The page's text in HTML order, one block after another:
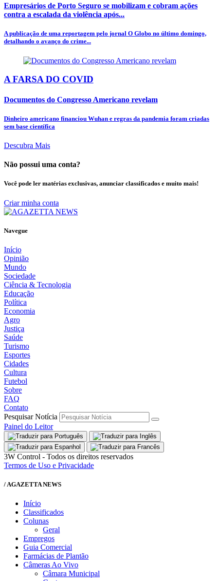
Empresários de Porto Seguro se mobilizam e cobram ações
contra a escalada da violência após...
A publicação de uma reportagem pelo jornal O Globo no último domingo,
detalhando o avanço do crime...
A FARSA DO COVID
Documentos do Congresso Americano revelam
Dinheiro americano financiou Wuhan e regras da pandemia foram criadas
sem base científica
Descubra Mais
Não possui uma conta?
Você pode ler matérias exclusivas, anunciar classificados e muito mais!
Criar minha conta
Navegue
Início
Opinião
Mundo
Sociedade
Ciência & Tecnologia
Educação
Política
Economia
Agro
Justiça
Saúde
Turismo
Esportes
Cidades
Cultura
Futebol
Sobre
FAQ
Contato
Pesquisar Notícia
Painel do Leitor
3W Control - Todos os direitos reservados
Termos de Uso e Privacidade
/ AGAZETTA NEWS
Início
Classificados
Colunas
Geral
Empregos
Guia Comercial
Farmácias de Plantão
Câmeras Ao Vivo
Câmara Municipal